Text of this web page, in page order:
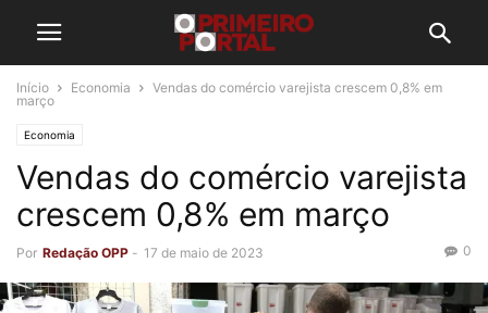
Início Economia
Vendas do comércio varejista crescem 0,8% em
março
Economia
Vendas do comércio varejista
crescem 0,8% em março
Por Redação OPP - 17 de maio de 2023 0